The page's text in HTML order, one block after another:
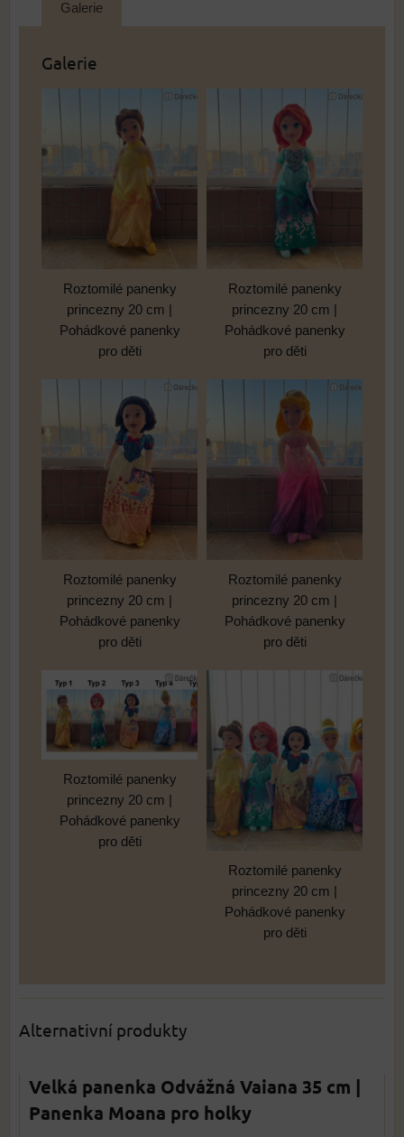
Galerie
Galerie
Roztomilé panenky
princezny 20 cm |
Pohádkové panenky
pro děti
Roztomilé panenky
princezny 20 cm |
Pohádkové panenky
pro děti
Roztomilé panenky
princezny 20 cm |
Pohádkové panenky
pro děti
Roztomilé panenky
princezny 20 cm |
Pohádkové panenky
pro děti
Roztomilé panenky
princezny 20 cm |
Pohádkové panenky
pro děti
Roztomilé panenky
princezny 20 cm |
Pohádkové panenky
pro děti
Alternativní produkty
Velká panenka Odvážná Vaiana 35 cm |
Panenka Moana pro holky